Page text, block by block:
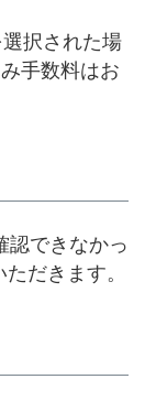
択された場
手数料はお
認できなかっ
だきます。